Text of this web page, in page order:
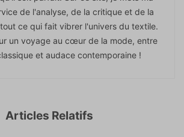
de l'analyse, de la critique et de la
ce qui fait vibrer l'univers du textile.
un voyage au cœur de la mode, entre
et audace contemporaine !
Articles Relatifs